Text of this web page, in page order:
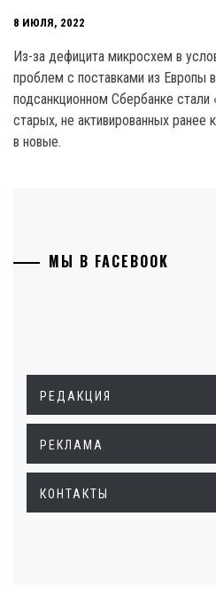
8 ИЮЛЯ, 2022
Из-за дефицита микросхем в
проблем с поставками из Европы
подсанкционном Сбербанке стали
старых, не активированных ранее
в новые.
МЫ В FACEBOOK
РЕДАКЦИЯ
РЕКЛАМА
КОНТАКТЫ